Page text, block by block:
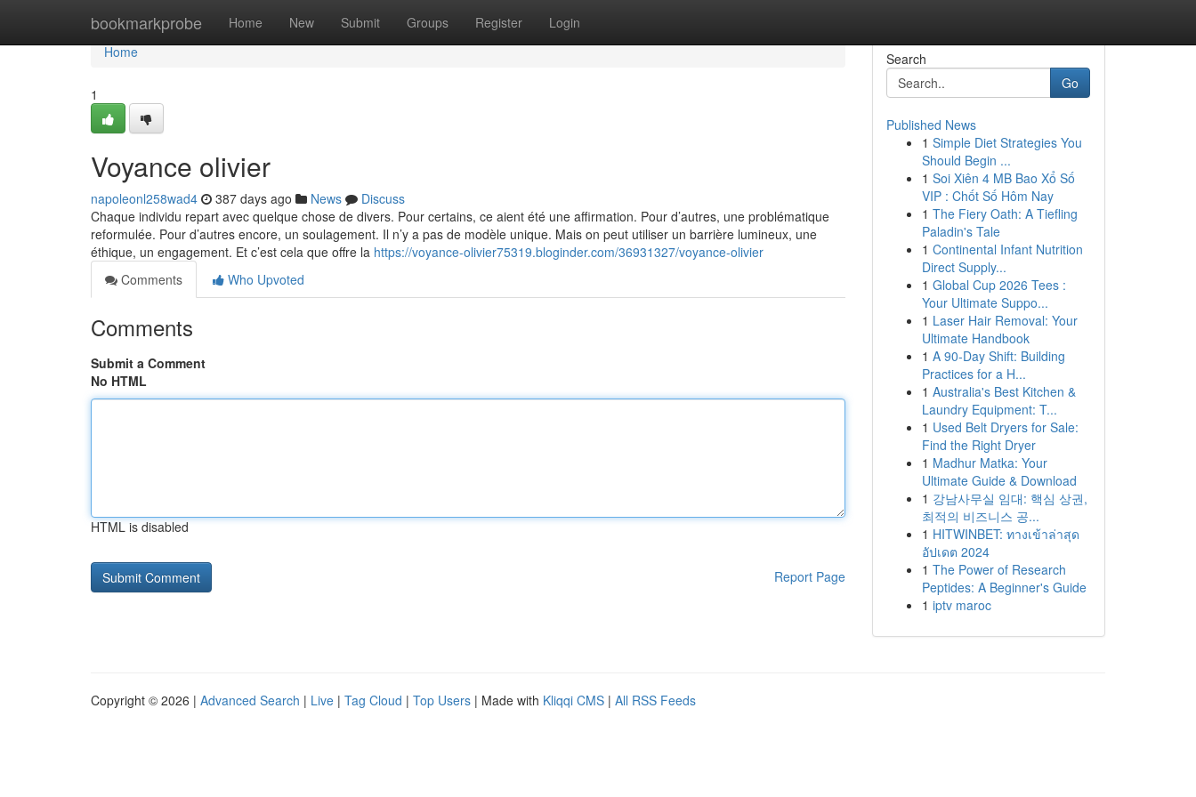
bookmarkprobe Home New Submit Groups Register Login
Home
Home
1
Voyance olivier
napoleonl258wad4 387 days ago News
Discuss
Chaque individu repart avec quelque chose de divers. Pour certains, ce aient été une affirmation. Pour d’autres, une problématique
reformulée. Pour d’autres encore, un soulagement. Il n’y a pas de modèle unique. Mais on peut utiliser un barrière lumineux, une
éthique, un engagement. Et c’est cela que offre la https://voyance-olivier75319.bloginder.com/36931327/voyance-olivier
Comments
Who Upvoted
Comments
Submit a Comment
No HTML
HTML is disabled
Report Page
Search
Go
Published News
1 Simple Diet Strategies You
Should Begin ...
1 Soi Xiên 4 MB Bao Xổ Số
VIP : Chốt Số Hôm Nay
1 The Fiery Oath: A Tiefling
Paladin's Tale
1 Continental Infant Nutrition
Direct Supply...
1 Global Cup 2026 Tees :
Your Ultimate Suppo...
1 Laser Hair Removal: Your
Ultimate Handbook
1 A 90-Day Shift: Building
Practices for a H...
1 Australia's Best Kitchen &
Laundry Equipment: T...
1 Used Belt Dryers for Sale:
Find the Right Dryer
1 Madhur Matka: Your
Ultimate Guide & Download
1 강남사무실 임대: 핵심 상권,
최적의 비즈니스 공...
1 HITWINBET: ทางเข้าล่าสุด
อัปเดต 2024
1 The Power of Research
Peptides: A Beginner's Guide
1 iptv maroc
Copyright © 2026 | Advanced Search | Live | Tag Cloud | Top Users | Made with Kliqqi CMS | All RSS Feeds